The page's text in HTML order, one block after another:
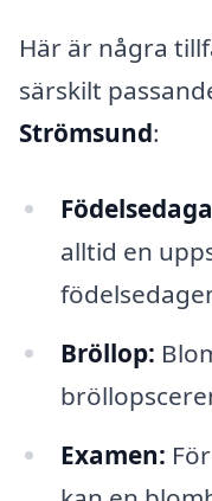
Här är några
särskilt
Strömsund:
alltid en
Bröllop:
Examen: